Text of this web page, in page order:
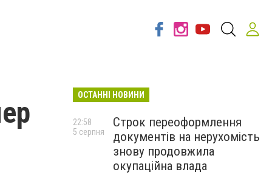
ОСТАННІ НОВИНИ
Строк переоформлення
документів на нерухомість
знову продовжила
окупаційна влада
22:58
5 серпня